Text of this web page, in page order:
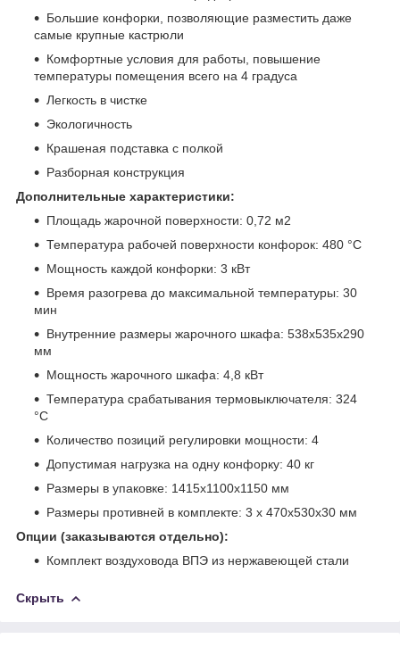
Большие конфорки, позволяющие разместить даже
самые крупные кастрюли
Комфортные условия для работы, повышение
температуры помещения всего на 4 градуса
Легкость в чистке
Экологичность
Крашеная подставка с полкой
Разборная конструкция
Дополнительные характеристики:
Площадь жарочной поверхности: 0,72 м2
Температура рабочей поверхности конфорок: 480 °С
Мощность каждой конфорки: 3 кВт
Время разогрева до максимальной температуры: 30
мин
Внутренние размеры жарочного шкафа: 538х535х290
мм
Мощность жарочного шкафа: 4,8 кВт
Температура срабатывания термовыключателя: 324
°С
Количество позиций регулировки мощности: 4
Допустимая нагрузка на одну конфорку: 40 кг
Размеры в упаковке: 1415х1100х1150 мм
Размеры противней в комплекте: 3 х 470х530х30 мм
Опции (заказываются отдельно):
Комплект воздуховода ВПЭ из нержавеющей стали
Скрыть